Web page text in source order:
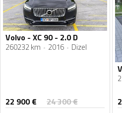
Volvo - XC 90 - 2.0 D
260232 km 2016 Dizel
22 900€ 24 300€